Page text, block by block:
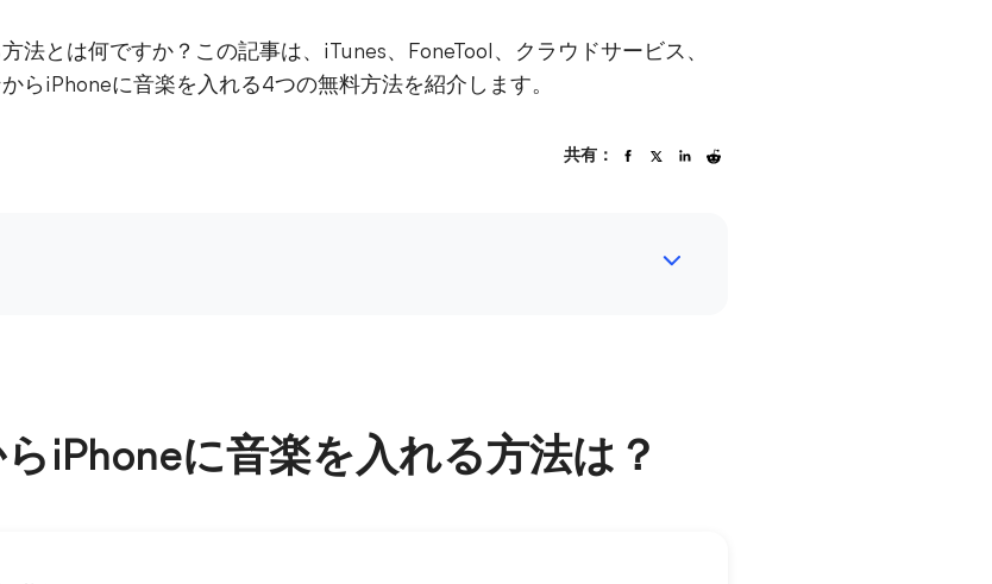
法とは何ですか？この記事は、iTunes、FoneTool、クラウドサービス、
らiPhoneに音楽を入れる4つの無料方法を紹介します。
共有：
iPhoneに音楽を入れる方法は？